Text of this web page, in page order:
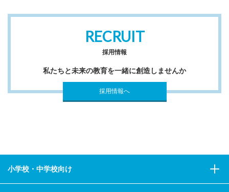
RECRUIT
採用情報
私たちと未来の教育を一緒に創造しませんか
採用情報へ
小学校・中学校向け